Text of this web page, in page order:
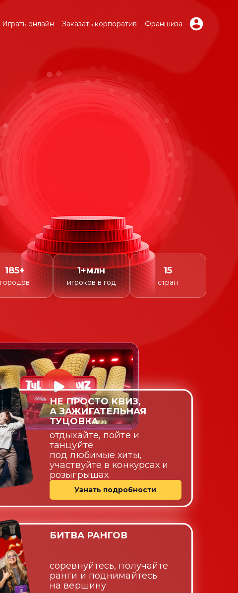
Играть онлайн Заказать корпоратив Франшиза
185+
городов
1+млн
игроков в год
15
стран
НЕ ПРОСТО КВИЗ,
А ЗАЖИГАТЕЛЬНАЯ
ТУЦОВКА
отдыхайте, пойте и
танцуйте
под любимые хиты,
участвуйте в конкурсах и
розыгрышах
Узнать подробности
БИТВА РАНГОВ
соревнуйтесь, получайте
ранги и поднимайтесь
на вершину